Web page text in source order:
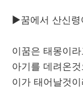
▶꿈에서 산신령
이꿈은 태몽이
아기를 데려온
이가 태어날것